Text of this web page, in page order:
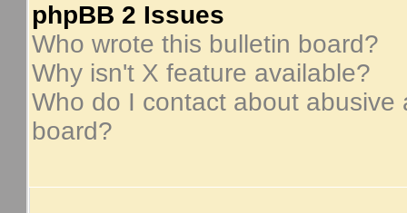
phpBB 2 Issues
Who wrote this bulletin board?
Why isn't X feature available?
Who do I contact about
board?